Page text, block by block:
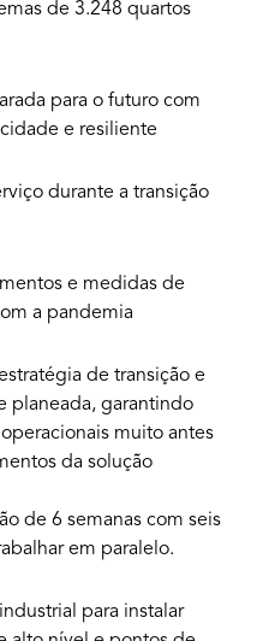
de 3.248 quartos
para o futuro com
e resiliente
durante a transição
e medidas de
a pandemia
de transição e
planeada, garantindo
muito antes
da solução
de 6 semanas com seis
em paralelo.
para instalar